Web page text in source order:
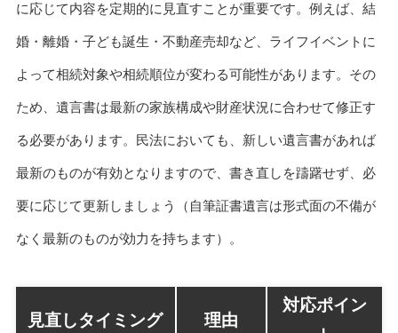
に応じて内容を定期的に見直すことが重要です。例えば、結
婚・離婚・子ども誕生・不動産売却など、ライフイベントに
よって相続対象や相続順位が変わる可能性があります。その
ため、遺言書は最新の家族構成や財産状況に合わせて修正す
る必要があります。民法においても、新しい遺言書があれば
最新のものが有効となりますので、書き直しを躊躇せず、必
要に応じて更新しましょう（自筆証書遺言は形式面の不備が
なく最新のものが効力を持ちます）。
見直しタイミング 理由
対応ポイン